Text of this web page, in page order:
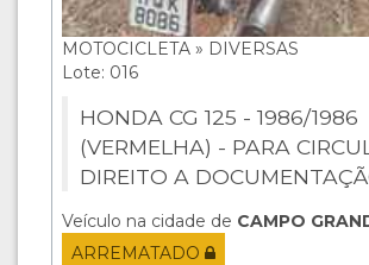
MOTOCICLETA » DIVERSAS
Lote: 016
HONDA CG 125 - 1986/1986
(VERMELHA) - PARA
DIREITO A
Veículo na cidade de CAMPO
ARREMATADO